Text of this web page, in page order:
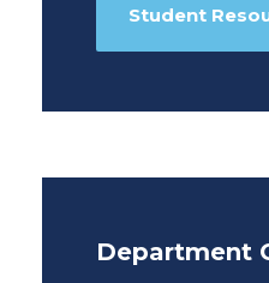
Student
Department